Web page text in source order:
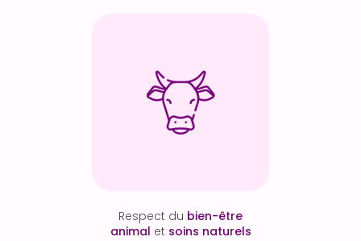
Respect du bien-être
animal et soins naturels